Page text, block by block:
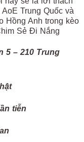
Trung Quốc và
Hồng Anh trong kèo
Sẻ Đi Nắng
5 – 210 Trung
tiễn